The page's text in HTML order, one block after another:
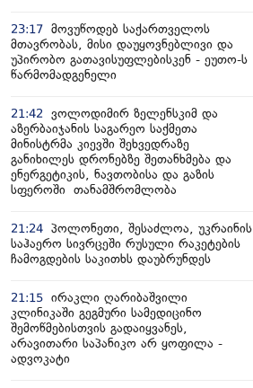
23:17 მოვუწოდებ საქართველოს
მთავრობას, მისი დაუყოვნებლივი და
უპირობო გათავისუფლებისკენ - ეუთო-ს
წარმომადგენელი
21:42
ვოლოდიმირ ზელენსკიმ და
აზერბაიჯანის საგარეო საქმეთა
მინისტრმა კიევში შეხვედრაზე
განიხილეს დრონებზე შეთანხმება და
ენერგეტიკის, ნავთობისა და გაზის
სფეროში თანამშრომლობა
21:24 პოლონეთი, შესაძლოა, უკრაინის
საჰაერო სივრცეში რუსული რაკეტების
ჩამოგდების საკითხს დაუბრუნდეს
21:15 ირაკლი ღარიბაშვილი
კლინიკაში გეგმური სამედიცინო
შემოწმებისთვის გადაიყვანეს,
არავითარი საპანიკო არ ყოფილა -
ადვოკატი